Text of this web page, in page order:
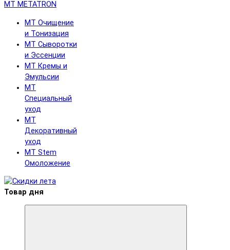
MT METATRON
MT Очищение
и Тонизация
MT Сыворотки
и Эссенции
MT Кремы и
Эмульсии
MT
Специальный
уход
MT
Декоративный
уход
MT Stem
Омоложение
Товар дня